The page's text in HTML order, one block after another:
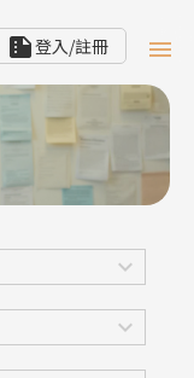
登入/註冊